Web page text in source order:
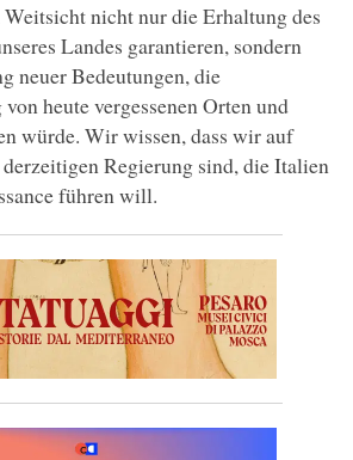
nicht nur die Erhaltung des
Landes garantieren, sondern
neuer Bedeutungen, die
heute vergessenen Orten und
würde. Wir wissen, dass wir auf
Regierung sind, die Italien
führen will.